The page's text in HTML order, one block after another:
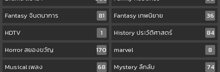
Fantasy จินตนาการ
81 Fantasy เทพนิยาย
36
HDTV
1 History ประวัติศาสตร์
84
Horror สยองขวัญ
170 marvel
8
Musical เพลง
68 Mystery ลึกลับ
74